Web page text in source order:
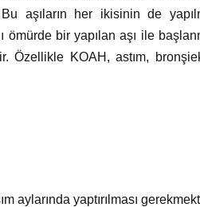
aşıların her ikisinin de
bir yapılan aşı ile
Özellikle KOAH, astım,
aylarında yaptırılması